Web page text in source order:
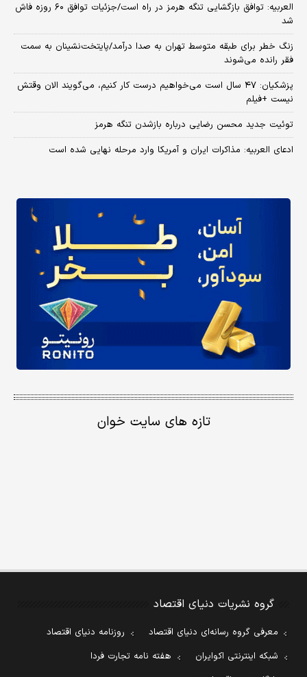
العربیه: توافق بازگشایی تنگه هرمز در راه است/جزئیات توافق ۶۰ روزه فاش
شد
زنگ خطر برای طبقه متوسط تهران به صدا درآمد/پایتخت‌نشینان به سمت
فقر رانده می‌شوند
پزشکیان: ۴۷ سال است می‌خواهیم درست کار کنیم، می‌گویند الان وقتش
نیست +فیلم
توئیت جدید محسن رضایی درباره بازشدن تنگه هرمز
ادعای العربیه: مذاکرات ایران و آمریکا وارد مرحله نهایی شده است
تازه های سایت خوان
گروه نشریات دنیای اقتصاد
معرفی گروه رسانه‌ای دنیای اقتصاد
روزنامه دنیای اقتصاد
شبکه اینترنتی اکوایران
هفته نامه تجارت فردا